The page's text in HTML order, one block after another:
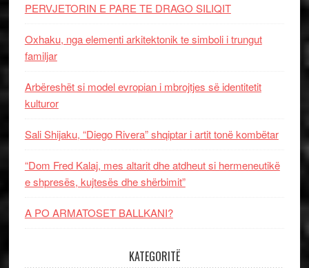
PERVJETORIN E PARE TE DRAGO SILIQIT
Oxhaku, nga elementi arkitektonik te simboli i trungut
familjar
Arbëreshët si model evropian i mbrojtjes së identitetit
kulturor
Sali Shijaku, “Diego Rivera” shqiptar i artit tonë kombëtar
“Dom Fred Kalaj, mes altarit dhe atdheut si hermeneutikë
e shpresës, kujtesës dhe shërbimit”
A PO ARMATOSET BALLKANI?
KATEGORITË